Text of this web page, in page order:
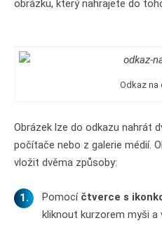
obrázku, který nahrajete do
Odkaz na
Obrázek lze do odkazu nahrát
počítače nebo z galerie médií.
vložit dvěma způsoby:
Pomocí čtverce s
kliknout kurzorem myši a